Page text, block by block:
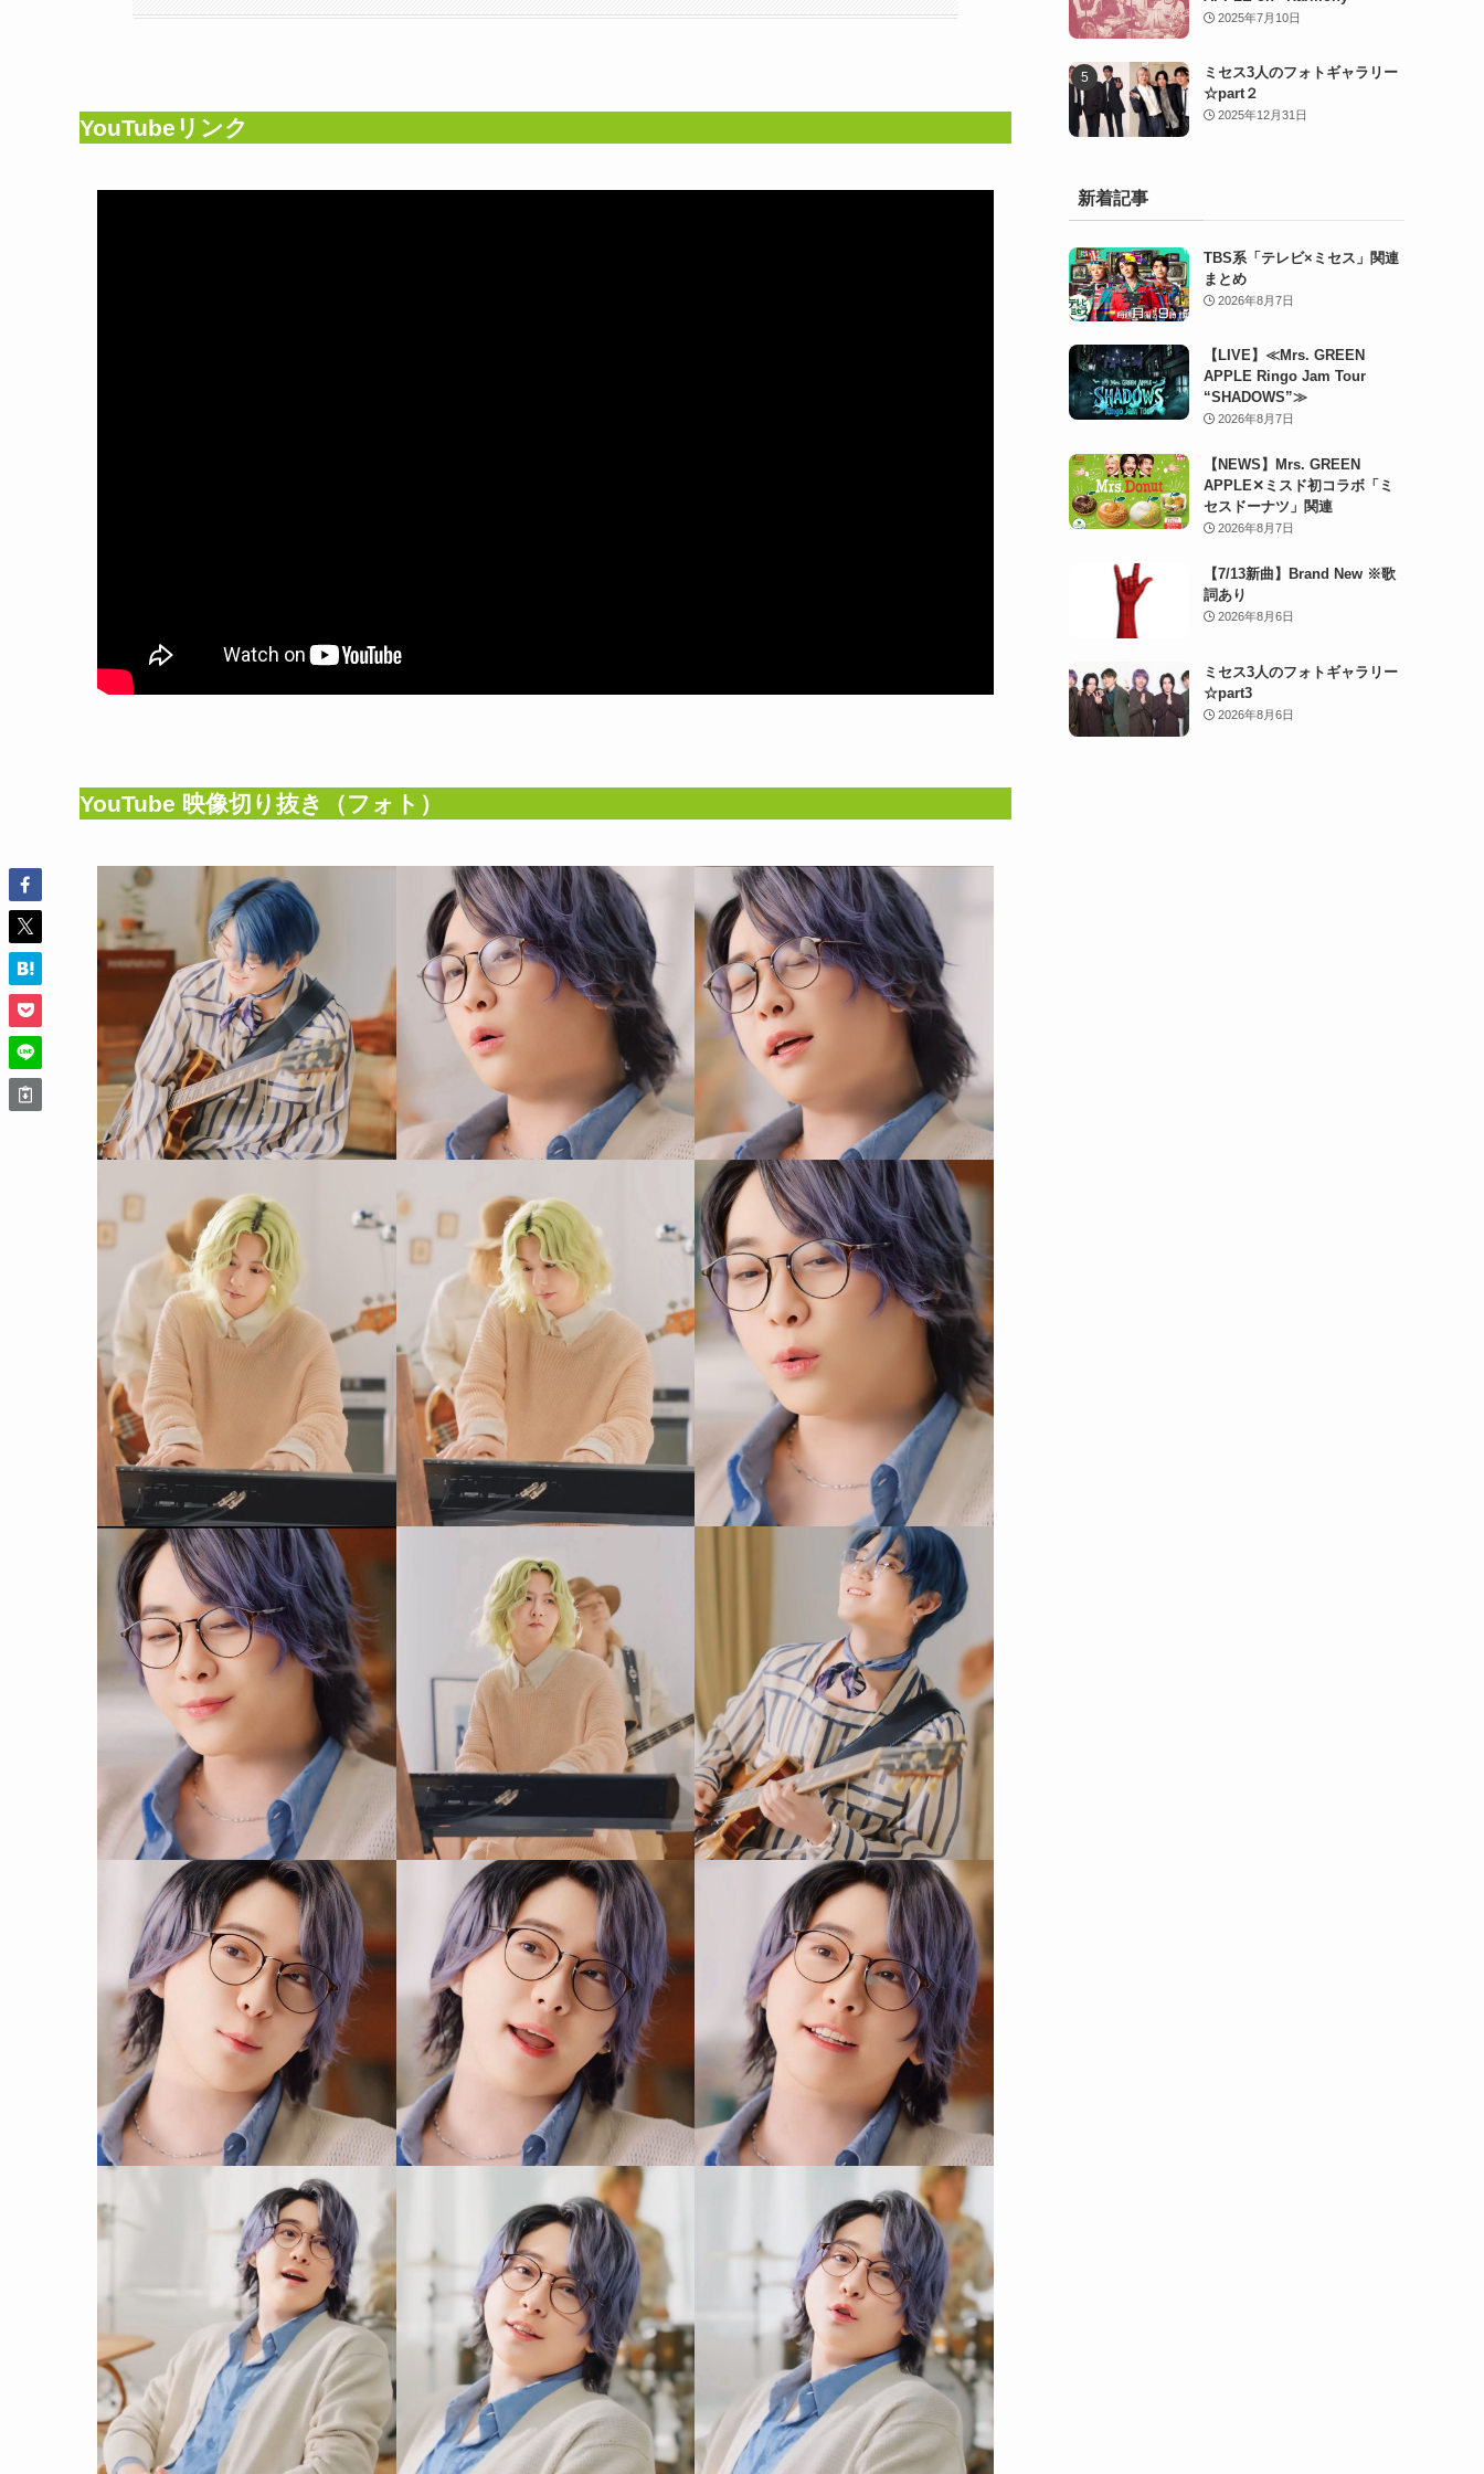
YouTubeリンク
YouTube 映像切り抜き（フォト）
2025年7月10日
ミセス3人のフォトギャラリー
☆part２
2025年12月31日
新着記事
TBS系「テレビ×ミセス」関連
まとめ
2026年8月7日
【LIVE】≪Mrs. GREEN
APPLE Ringo Jam Tour
“SHADOWS”≫
2026年8月7日
【NEWS】Mrs. GREEN
APPLE✕ミスド初コラボ「ミ
セスドーナツ」関連
2026年8月7日
【7/13新曲】Brand New ※歌
詞あり
2026年8月6日
ミセス3人のフォトギャラリー
☆part3
2026年8月6日